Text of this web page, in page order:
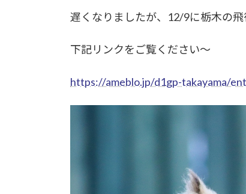
遅くなりましたが、12/9に栃木の
下記リンクをご覧ください～
https://ameblo.jp/d1gp-takayama/